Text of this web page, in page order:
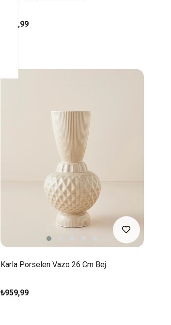
₺479,99
Karla Porselen Vazo 26 Cm Bej
₺959,99